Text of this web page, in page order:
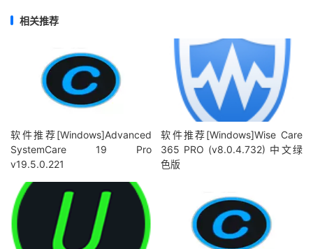
相关推荐
软件推荐[Windows]Advanced
SystemCare 19 Pro
v19.5.0.221
软件推荐[Windows]Wise Care
365 PRO (v8.0.4.732) 中文绿
色版